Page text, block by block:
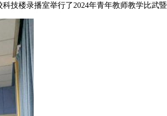
技楼录播室举行了2024年青年教师教学比武暨